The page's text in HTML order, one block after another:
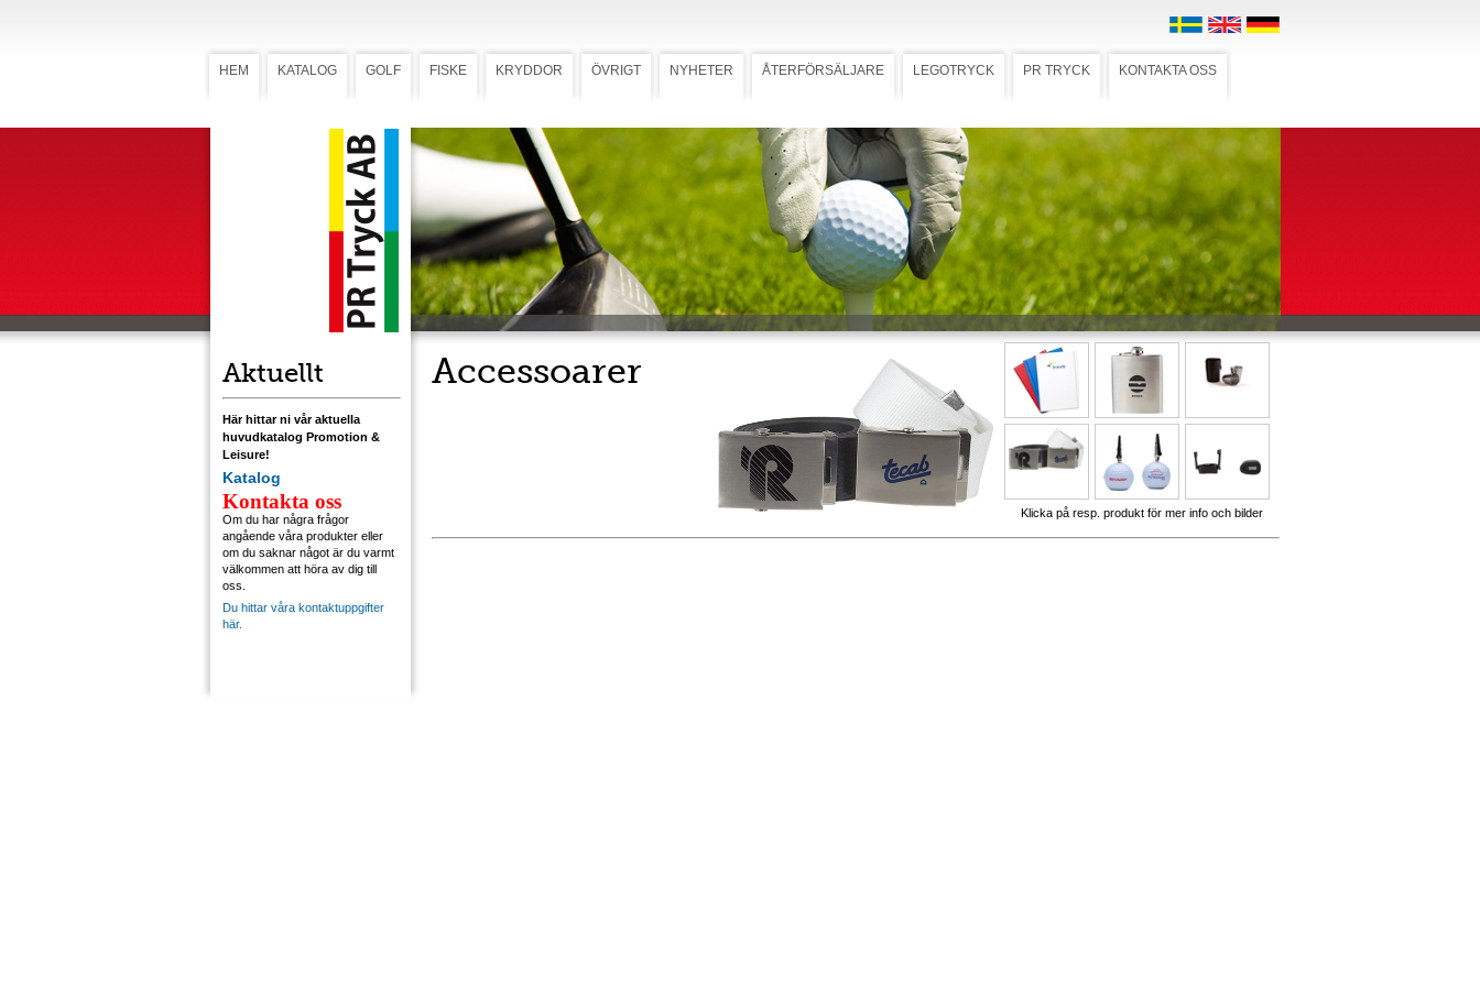
HEM KATALOG GOLF FISKE KRYDDOR ÖVRIGT NYHETER ÅTERFÖRSÄLJARE LEGOTRYCK PR TRYCK KONTAKTA OSS
Aktuellt
Här hittar ni vår aktuella
huvudkatalog Promotion &
Leisure!
Katalog
Kontakta oss
Om du har några frågor
angående våra produkter eller
om du saknar något är du varmt
välkommen att höra av dig till
oss.
Du hittar våra kontaktuppgifter
här.
Accessoarer
Klicka på resp. produkt för mer info och bilder